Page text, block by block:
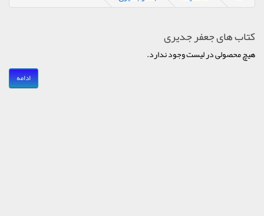
کتاب های جعفر جدیری
هیچ محصولی در لیست وجود ندارد.
ادامه